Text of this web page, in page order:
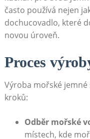
často používá nejen
dochucovadlo, které
novou úroveň.
Proces
Výroba mořské
kroků:
Odběr mořské
místech, kde